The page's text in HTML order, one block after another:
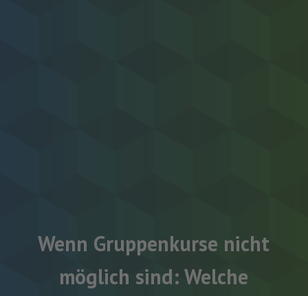
Wenn Gruppenkurse nicht
möglich sind: Welche